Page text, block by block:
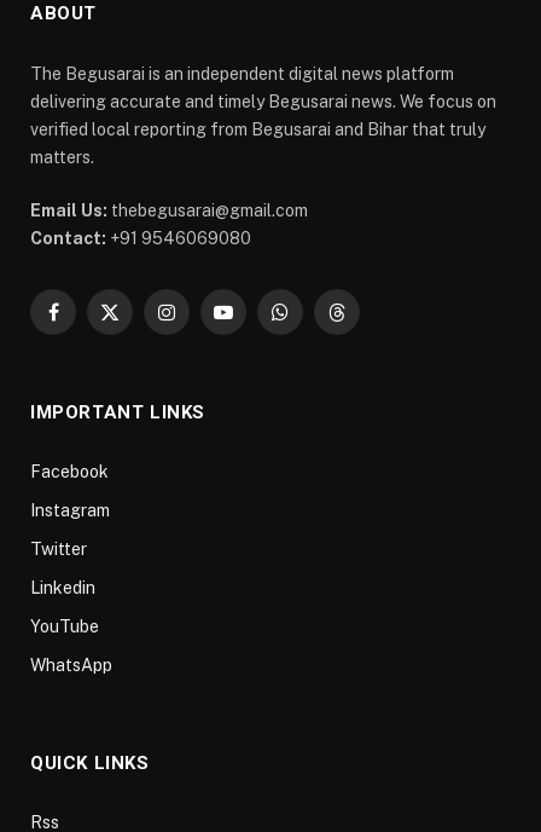
ABOUT
The Begusarai is an independent digital news platform
delivering accurate and timely Begusarai news. We focus on
verified local reporting from Begusarai and Bihar that truly
matters.
Email Us: thebegusarai@gmail.com
Contact: +91 9546069080
Facebook
X
InstagramYouTubeWhatsAppThreads
IMPORTANT LINKS
Facebook
Instagram
Twitter
Linkedin
YouTube
WhatsApp
QUICK LINKS
Rss